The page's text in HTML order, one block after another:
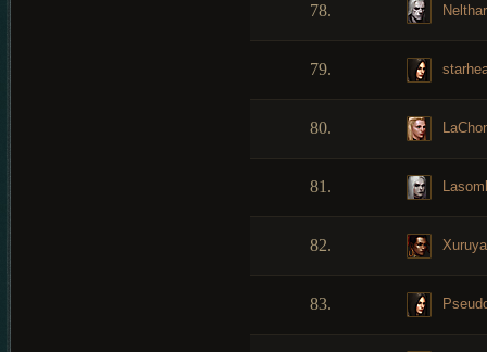
78.
79.
80.
81.
82. Xuruya
83.